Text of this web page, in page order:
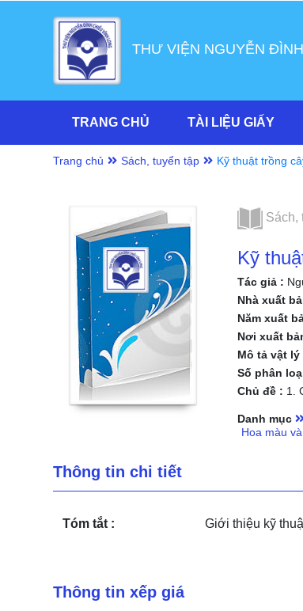
THƯ VIỆN NGUYỄN
TRANG CHỦ TÀI LIỆU GIẤY
Trang chủ Sách, tuyển tập
Kỹ thuật trồng
Sách,
Kỹ
Tác giả :
Nhà xuất
Năm xuất
Nơi xuất
Mô tả vật lý
Số phân
Chủ đề : 1.
Danh mục
Hoa màu
Thông tin chi tiết
Tóm tắt : Giới thiệu kỹ
Thông tin xếp giá